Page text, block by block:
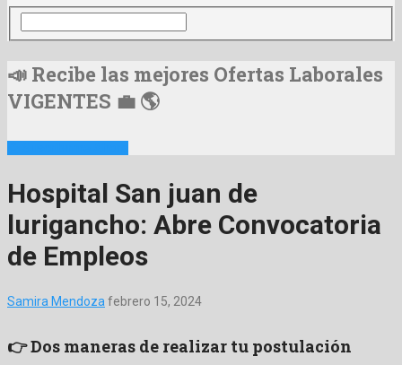
📣 Recibe las mejores Ofertas Laborales
VIGENTES 💼 🌎
Hospital San juan de
lurigancho: Abre Convocatoria
de Empleos
Samira Mendoza febrero 15, 2024
👉 Dos maneras de realizar tu postulación